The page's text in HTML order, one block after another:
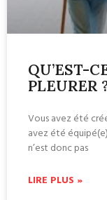
QU’EST-
PLEURER
Vous avez été
avez été
n’est donc pas
LIRE PLUS »